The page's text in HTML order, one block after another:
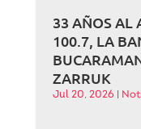
33 AÑOS AL
100.7, LA
ZARRUK
Jul 20, 2026